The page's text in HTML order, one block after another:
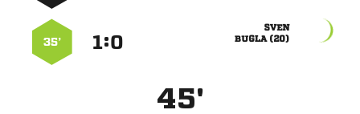

 
:
35’
45'